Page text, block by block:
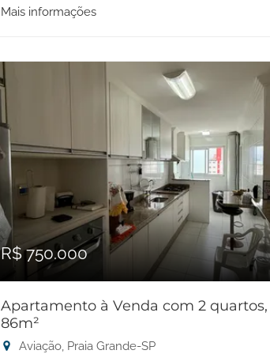
Mais informações
R$ 750.000
Apartamento à Venda com 2 quartos,
86m²
Aviação, Praia Grande-SP